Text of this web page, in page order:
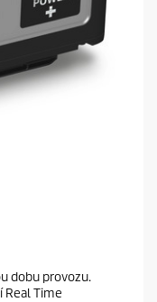
dobu provozu.
Real Time